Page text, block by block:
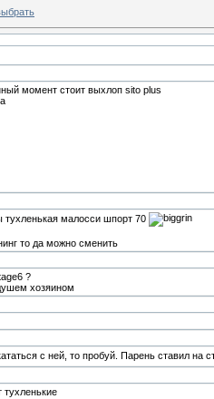
момент стоит выхлоп sito plus
тухленькая малосси шпорт 70
то да можно сменить
?
хозяином
с ней, то пробуй. Парень ставил на
тухленькие